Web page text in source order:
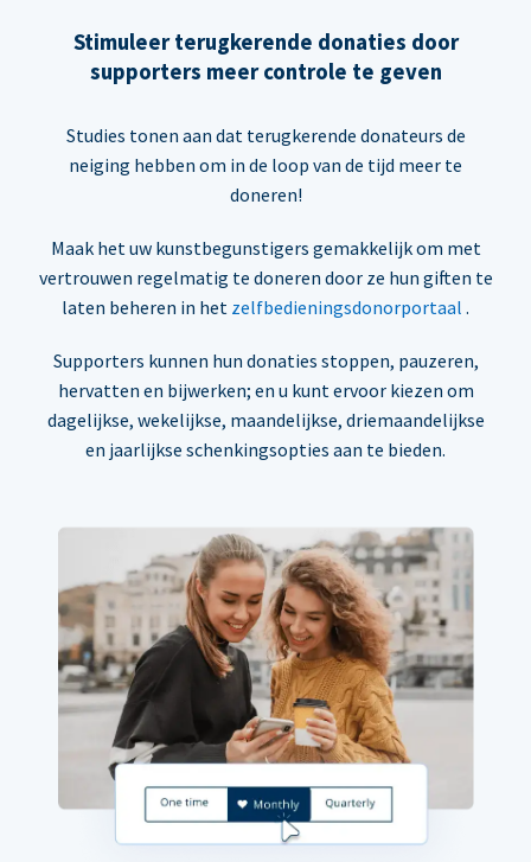
Stimuleer terugkerende donaties door
supporters meer controle te geven
Studies tonen aan dat terugkerende donateurs de
neiging hebben om in de loop van de tijd meer te
doneren!
Maak het uw kunstbegunstigers gemakkelijk om met
vertrouwen regelmatig te doneren door ze hun giften te
laten beheren in het zelfbedieningsdonorportaal .
Supporters kunnen hun donaties stoppen, pauzeren,
hervatten en bijwerken; en u kunt ervoor kiezen om
dagelijkse, wekelijkse, maandelijkse, driemaandelijkse
en jaarlijkse schenkingsopties aan te bieden.